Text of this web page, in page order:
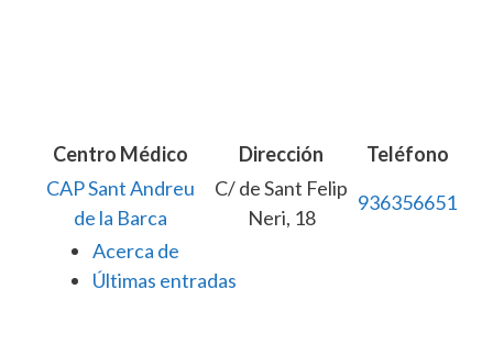
Centro Médico Dirección
Teléfono
CAP Sant Andreu
de la Barca
C/ de Sant Felip
Neri, 18
936356651
Acerca de
Últimas entradas